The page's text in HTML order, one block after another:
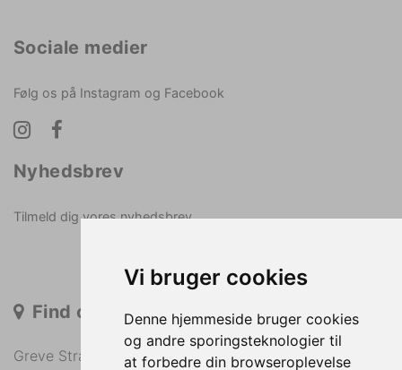
Vi bruger cookies
Denne hjemmeside bruger cookies
og andre sporingsteknologier til
at forbedre din browseroplevelse
Sociale medier
Følg os på Instagram og Facebook
Nyhedsbrev
Tilmeld dig vores nyhedsbrev
Find os
Greve Strandvej 36